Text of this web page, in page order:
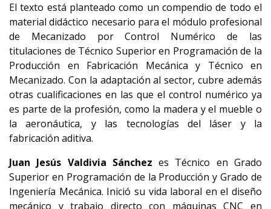
El texto está planteado como un compendio de todo el
material didáctico necesario para el módulo profesional
de Mecanizado por Control Numérico de las
titulaciones de Técnico Superior en Programación de la
Producción en Fabricación Mecánica y Técnico en
Mecanizado. Con la adaptación al sector, cubre además
otras cualificaciones en las que el control numérico ya
es parte de la profesión, como la madera y el mueble o
la aeronáutica, y las tecnologías del láser y la
fabricación aditiva.
Juan Jesús Valdivia Sánchez es Técnico en Grado
Superior en Programación de la Producción y Grado de
Ingeniería Mecánica. Inició su vida laboral en el diseño
mecánico y trabajo directo con máquinas CNC en